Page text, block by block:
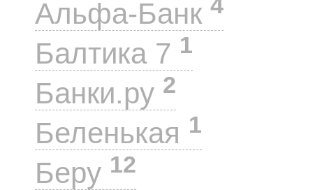
Альфа-Банк
Балтика 7 1
Банки.ру 2
Беленькая 1
Беру 12